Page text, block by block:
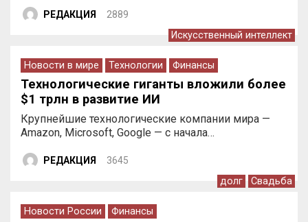
РЕДАКЦИЯ 2889
Искусственный интеллект
Новости в мире Технологии Финансы
Технологические гиганты вложили более
$1 трлн в развитие ИИ
Крупнейшие технологические компании мира —
Amazon, Microsoft, Google — с начала…
РЕДАКЦИЯ 3645
долг Свадьба
Новости России Финансы